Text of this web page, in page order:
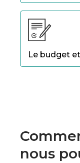
Sélectionnez
reconnus.
Le budget
nous